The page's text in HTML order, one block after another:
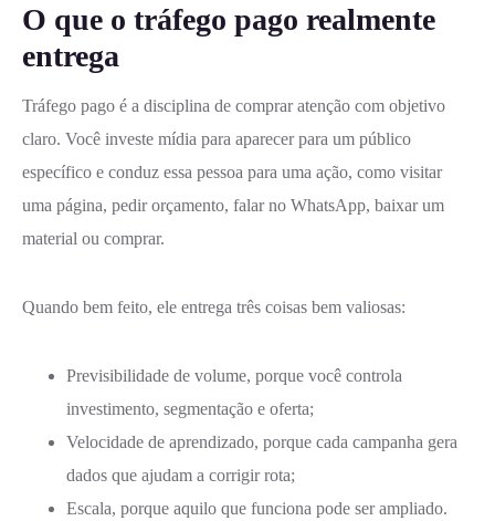
O que o tráfego pago realmente
entrega
Tráfego pago é a disciplina de comprar atenção com objetivo
claro. Você investe mídia para aparecer para um público
específico e conduz essa pessoa para uma ação, como visitar
uma página, pedir orçamento, falar no WhatsApp, baixar um
material ou comprar.
Quando bem feito, ele entrega três coisas bem valiosas:
Previsibilidade de volume, porque você controla
investimento, segmentação e oferta;
Velocidade de aprendizado, porque cada campanha gera
dados que ajudam a corrigir rota;
Escala, porque aquilo que funciona pode ser ampliado.